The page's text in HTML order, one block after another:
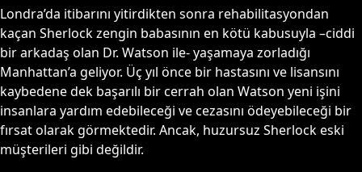
Londra’da itibarını yitirdikten sonra rehabilitasyondan
kaçan Sherlock zengin babasının en kötü kabusuyla –ciddi
bir arkadaş olan Dr. Watson ile- yaşamaya zorladığı
Manhattan’a geliyor. Üç yıl önce bir hastasını ve lisansını
kaybedene dek başarılı bir cerrah olan Watson yeni işini
insanlara yardım edebileceği ve cezasını ödeyebileceği bir
fırsat olarak görmektedir. Ancak, huzursuz Sherlock eski
müşterileri gibi değildir.